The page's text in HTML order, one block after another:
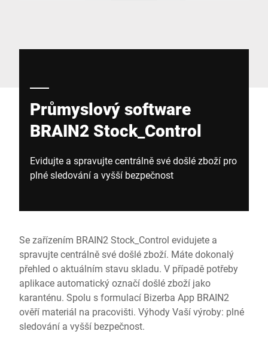
Průmyslový software
BRAIN2 Stock_Control
Evidujte a spravujte centrálně své došlé zboží pro
plné sledování a vyšší bezpečnost
Se zařízením BRAIN2 Stock_Control evidujete a
spravujte centrálně své došlé zboží. Máte dokonalý
přehled o aktuálním stavu skladu. V případě potřeby
aplikace automatický označí došlé zboží jako
karanténu. Spolu s formulací Bizerba App BRAIN2
ověří materiál na pracovišti. Výhody Vaší výroby: plné
sledování a vyšší bezpečnost.